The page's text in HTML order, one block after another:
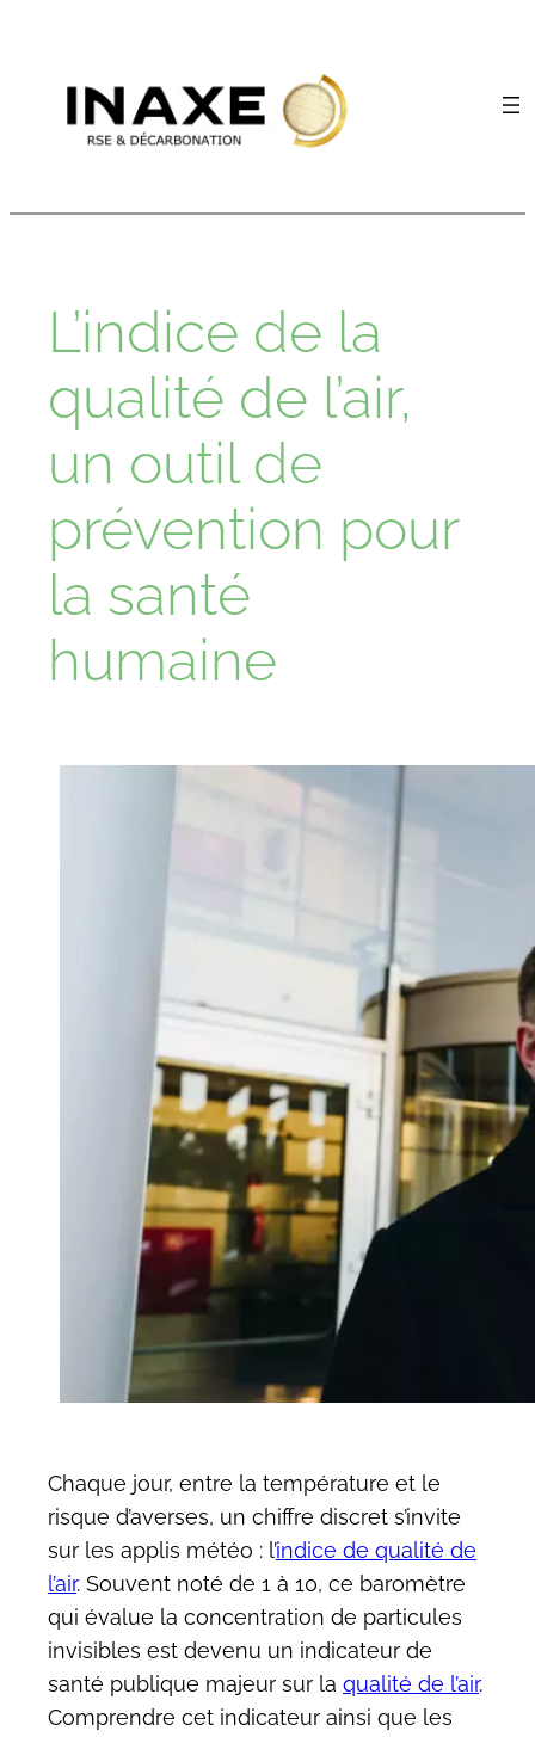
contenu
L’indice de la
qualité de l’air,
un outil de
prévention pour
la santé
humaine
Chaque jour, entre la température et le
risque d’averses, un chiffre discret s’invite
sur les applis météo : l’indice de qualité de
l’air. Souvent noté de 1 à 10, ce baromètre
qui évalue la concentration de particules
invisibles est devenu un indicateur de
santé publique majeur sur la qualité de l’air.
Comprendre cet indicateur ainsi que les